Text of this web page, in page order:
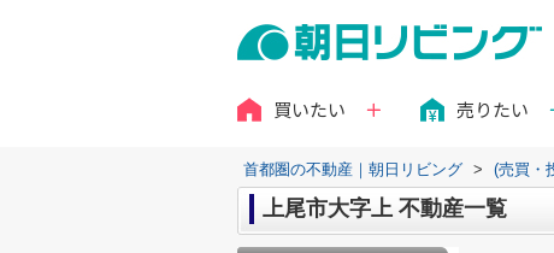
買いたい 売りたい
首都圏の不動産｜朝日リビング > (売買・
上尾市大字上 不動産一覧